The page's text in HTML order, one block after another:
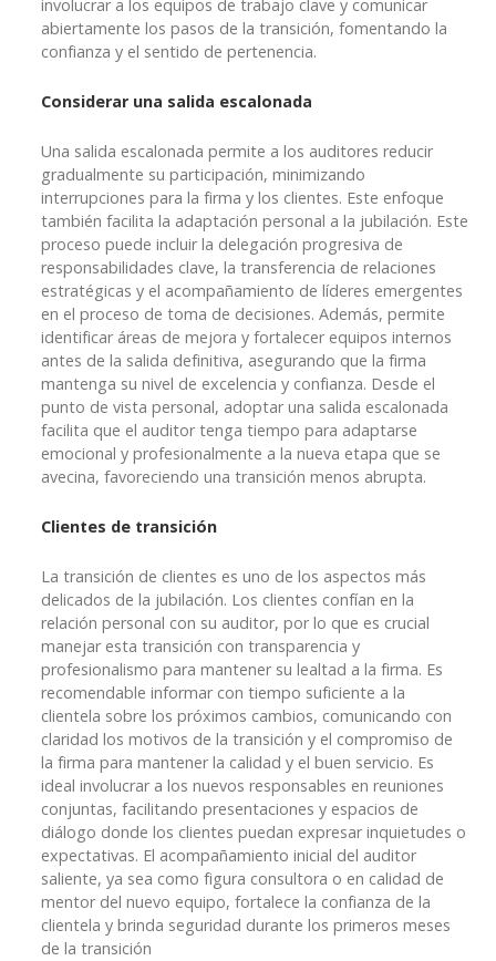
involucrar a los equipos de trabajo clave y comunicar
abiertamente los pasos de la transición, fomentando la
confianza y el sentido de pertenencia.
Considerar una salida escalonada
Una salida escalonada permite a los auditores reducir
gradualmente su participación, minimizando
interrupciones para la firma y los clientes. Este enfoque
también facilita la adaptación personal a la jubilación. Este
proceso puede incluir la delegación progresiva de
responsabilidades clave, la transferencia de relaciones
estratégicas y el acompañamiento de líderes emergentes
en el proceso de toma de decisiones. Además, permite
identificar áreas de mejora y fortalecer equipos internos
antes de la salida definitiva, asegurando que la firma
mantenga su nivel de excelencia y confianza. Desde el
punto de vista personal, adoptar una salida escalonada
facilita que el auditor tenga tiempo para adaptarse
emocional y profesionalmente a la nueva etapa que se
avecina, favoreciendo una transición menos abrupta.
Clientes de transición
La transición de clientes es uno de los aspectos más
delicados de la jubilación. Los clientes confían en la
relación personal con su auditor, por lo que es crucial
manejar esta transición con transparencia y
profesionalismo para mantener su lealtad a la firma. Es
recomendable informar con tiempo suficiente a la
clientela sobre los próximos cambios, comunicando con
claridad los motivos de la transición y el compromiso de
la firma para mantener la calidad y el buen servicio. Es
ideal involucrar a los nuevos responsables en reuniones
conjuntas, facilitando presentaciones y espacios de
diálogo donde los clientes puedan expresar inquietudes o
expectativas. El acompañamiento inicial del auditor
saliente, ya sea como figura consultora o en calidad de
mentor del nuevo equipo, fortalece la confianza de la
clientela y brinda seguridad durante los primeros meses
de la transición